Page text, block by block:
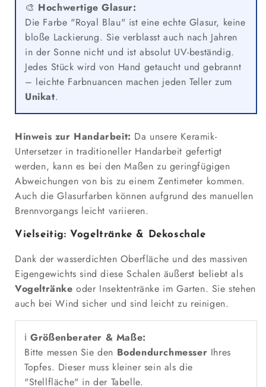
🎨 Hochwertige Glasur:
Die Farbe "Royal Blau" ist eine echte Glasur, keine
bloße Lackierung. Sie verblasst auch nach Jahren
in der Sonne nicht und ist absolut UV-beständig.
Jedes Stück wird von Hand getaucht und gebrannt
– leichte Farbnuancen machen jeden Teller zum
Unikat.
Hinweis zur Handarbeit: Da unsere Keramik-
Untersetzer in traditioneller Handarbeit gefertigt
werden, kann es bei den Maßen zu geringfügigen
Abweichungen von bis zu einem Zentimeter kommen.
Auch die Glasurfarben können aufgrund des manuellen
Brennvorgangs leicht variieren.
Vielseitig: Vogeltränke & Dekoschale
Dank der wasserdichten Oberfläche und des massiven
Eigengewichts sind diese Schalen äußerst beliebt als
Vogeltränke oder Insektentränke im Garten. Sie stehen
auch bei Wind sicher und sind leicht zu reinigen.
ℹ️Größenberater & Maße:
Bitte messen Sie den Bodendurchmesser Ihres
Topfes. Dieser muss kleiner sein als die
"Stellfläche" in der Tabelle.